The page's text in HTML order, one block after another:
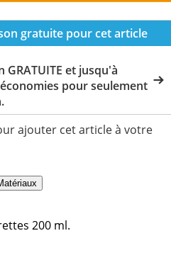
gratuite pour cet article
GRATUITE et jusqu'à
pour seulement
ajouter cet article à votre
200 ml.